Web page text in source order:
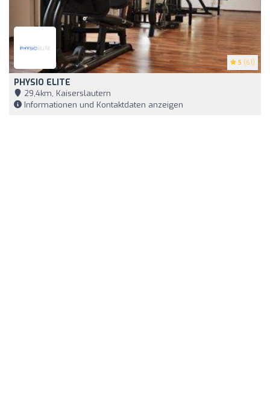
5 (61)
PHYSIO ELITE
29,4km, Kaiserslautern
Informationen und Kontaktdaten anzeigen